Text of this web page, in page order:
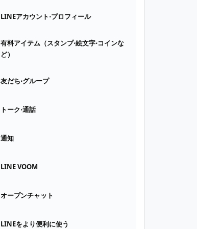
LINEアカウント⋅プロフィール
有料アイテム（スタンプ⋅絵文字⋅コインな
ど）
友だち⋅グループ
トーク⋅通話
通知
LINE VOOM
オープンチャット
LINEをより便利に使う